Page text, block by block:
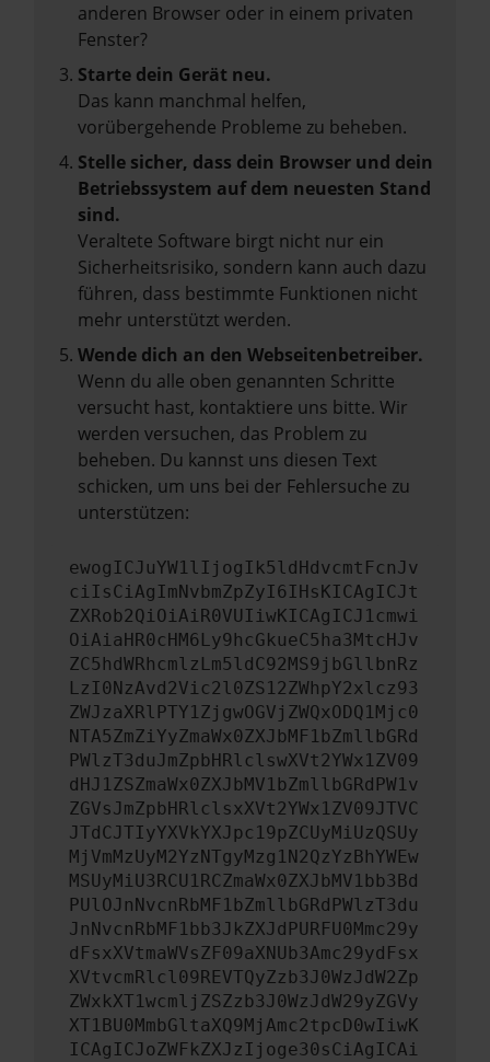
anderen Browser oder in einem privaten
Fenster?
Starte dein Gerät neu.
Das kann manchmal helfen,
vorübergehende Probleme zu beheben.
Stelle sicher, dass dein Browser und dein
Betriebssystem auf dem neuesten Stand
sind.
Veraltete Software birgt nicht nur ein
Sicherheitsrisiko, sondern kann auch dazu
führen, dass bestimmte Funktionen nicht
mehr unterstützt werden.
Wende dich an den Webseitenbetreiber.
Wenn du alle oben genannten Schritte
versucht hast, kontaktiere uns bitte. Wir
werden versuchen, das Problem zu
beheben. Du kannst uns diesen Text
schicken, um uns bei der Fehlersuche zu
unterstützen:
ewogICJuYW1lIjogIk5ldHdvcmtFcnJv
ciIsCiAgImNvbmZpZyI6IHsKICAgICJt
ZXRob2QiOiAiR0VUIiwKICAgICJ1cmwi
OiAiaHR0cHM6Ly9hcGkueC5ha3MtcHJv
ZC5hdWRhcmlzLm5ldC92MS9jbGllbnRz
LzI0NzAvd2Vic2l0ZS12ZWhpY2xlcz93
ZWJzaXRlPTY1ZjgwOGVjZWQxODQ1Mjc0
NTA5ZmZiYyZmaWx0ZXJbMF1bZmllbGRd
PWlzT3duJmZpbHRlclswXVt2YWx1ZV09
dHJ1ZSZmaWx0ZXJbMV1bZmllbGRdPW1v
ZGVsJmZpbHRlclsxXVt2YWx1ZV09JTVC
JTdCJTIyYXVkYXJpc19pZCUyMiUzQSUy
MjVmMzUyM2YzNTgyMzg1N2QzYzBhYWEw
MSUyMiU3RCU1RCZmaWx0ZXJbMV1bb3Bd
PUlOJnNvcnRbMF1bZmllbGRdPWlzT3du
JnNvcnRbMF1bb3JkZXJdPURFU0Mmc29y
dFsxXVtmaWVsZF09aXNUb3Amc29ydFsx
XVtvcmRlcl09REVTQyZzb3J0WzJdW2Zp
ZWxkXT1wcmljZSZzb3J0WzJdW29yZGVy
XT1BU0MmbGltaXQ9MjAmc2tpcD0wIiwK
ICAgICJoZWFkZXJzIjoge30sCiAgICAi